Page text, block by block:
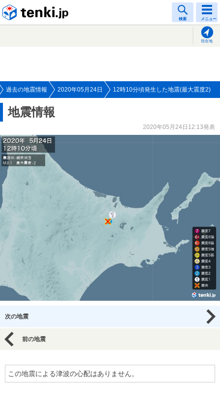
検索 メニュー
現在地
過去の地震情報 2020年05月24日 12時10分頃発生した地震(最大震度2)
地震情報
2020年05月24日12:13発表
次の地震
前の地震
この地震による津波の心配はありません。